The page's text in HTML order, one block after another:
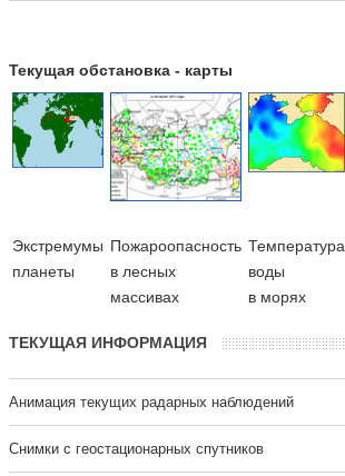
Текущая обстановка - карты
Экстремумы
планеты
Пожароопасность
в лесных
массивах
Температура
воды
в морях
ТЕКУЩАЯ ИНФОРМАЦИЯ
Анимация текущих радарных наблюдений
Cнимки с геостационарных спутников